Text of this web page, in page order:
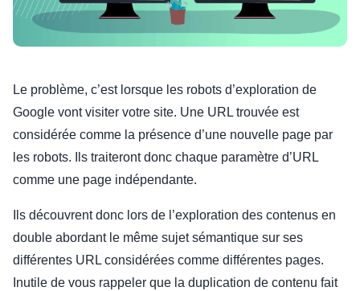
Le problème, c’est lorsque les robots d’exploration de
Google vont visiter votre site. Une URL trouvée est
considérée comme la présence d’une nouvelle page par
les robots. Ils traiteront donc chaque paramètre d’URL
comme une page indépendante.
Ils découvrent donc lors de l’exploration des contenus en
double abordant le même sujet sémantique sur ses
différentes URL considérées comme différentes pages.
Inutile de vous rappeler que la duplication de contenu fait